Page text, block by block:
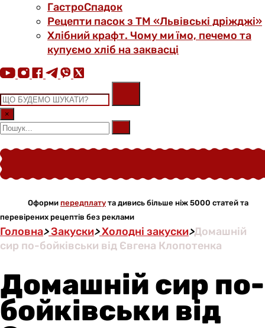
ГастроСпадок
Рецепти пасок з ТМ «Львівські дріжджі»
Хлібний крафт. Чому ми їмо, печемо та
купуємо хліб на заквасці
×
Оформи передплату та дивись більше ніж 5000 статей та
перевірених рецептів без реклами
Головна>Закуски>Холодні закуски>Домашній
сир по-бойківськи від Євгена Клопотенка
Домашній сир по-
бойківськи від